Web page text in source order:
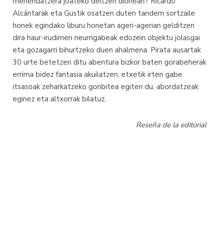
Alcántarak eta Gustik osatzen duten tandem sortzaile
honek egindako liburu honetan ageri-agerian gelditzen
dira haur-irudimen neurrigabeak edozein objektu jolasgai
eta gozagarri bihurtzeko duen ahalmena. Pirata ausartak
30 urte betetzen ditu abentura bizkor baten gorabeherak
errima bidez fantasia akuilatzen; etxetik irten gabe
itsasoak zeharkatzeko gonbitea egiten du, abordatzeak
eginez eta altxorrak bilatuz.
Reseña de la editorial